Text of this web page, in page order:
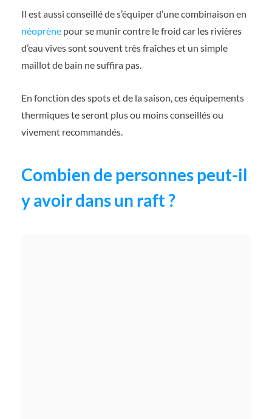
Il est aussi conseillé de s’équiper d’une combinaison en
néoprène pour se munir contre le froid car les rivières
d’eau vives sont souvent très fraîches et un simple
maillot de bain ne suffira pas.
En fonction des spots et de la saison, ces équipements
thermiques te seront plus ou moins conseillés ou
vivement recommandés.
Combien de personnes peut-il
y avoir dans un raft ?